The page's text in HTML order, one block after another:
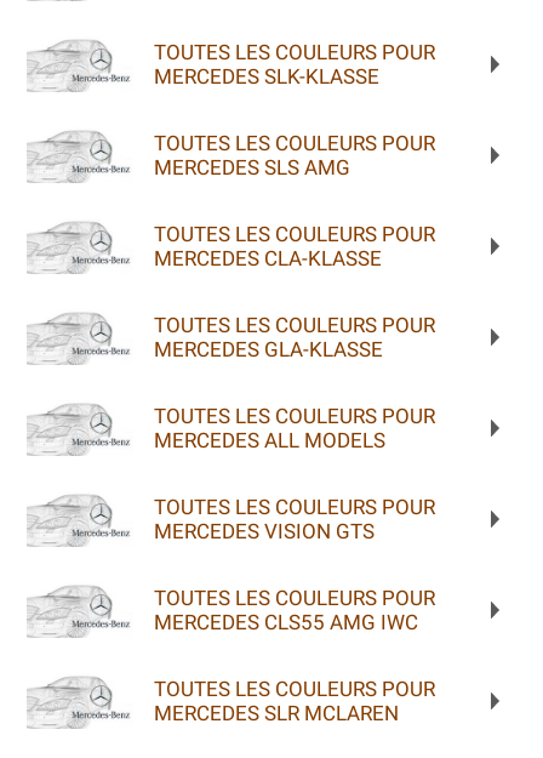
TOUTES LES COULEURS POUR
MERCEDES SLK-KLASSE
TOUTES LES COULEURS POUR
MERCEDES SLS AMG
TOUTES LES COULEURS POUR
MERCEDES CLA-KLASSE
TOUTES LES COULEURS POUR
MERCEDES GLA-KLASSE
TOUTES LES COULEURS POUR
MERCEDES ALL MODELS
TOUTES LES COULEURS POUR
MERCEDES VISION GTS
TOUTES LES COULEURS POUR
MERCEDES CLS55 AMG IWC
TOUTES LES COULEURS POUR
MERCEDES SLR MCLAREN